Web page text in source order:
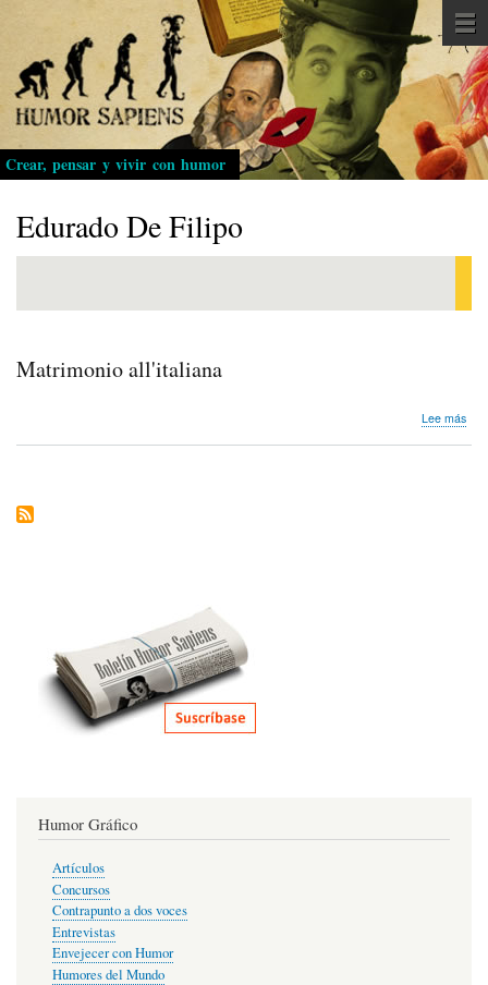
Pasar
al
contenido
principal
Crear, pensar y vivir con humor
Edurado De Filipo
Matrimonio all'italiana
Lee más
Humor Gráfico
Artículos
Concursos
Contrapunto a dos voces
Entrevistas
Envejecer con Humor
Humores del Mundo